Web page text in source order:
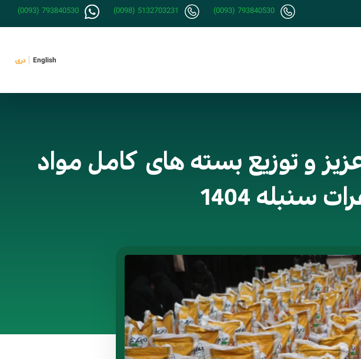
(0093) 793840530
(0098) 5132703231
(0093) 793840530
دری English
و توزیع بسته های کامل مواد
سنبله 1404